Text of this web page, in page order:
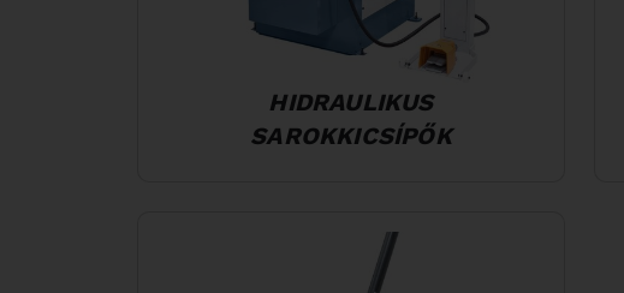
HIDRAULIKUS
SAROKKICSÍPŐK